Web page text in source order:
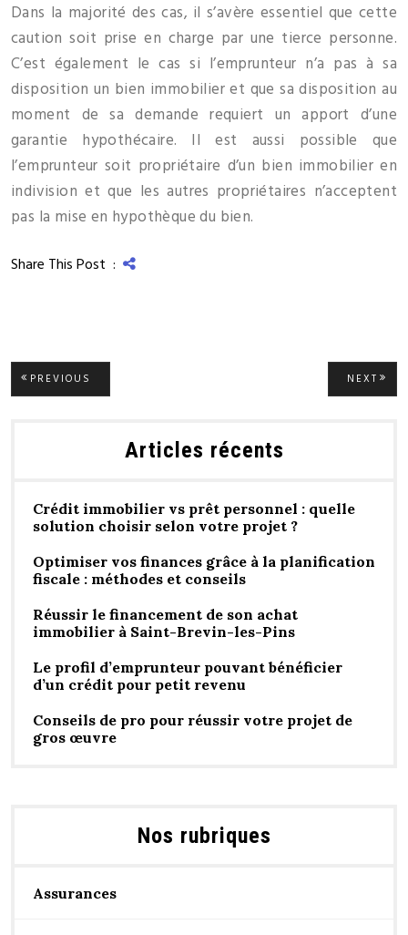
Dans la majorité des cas, il s’avère essentiel que cette
caution soit prise en charge par une tierce personne.
C’est également le cas si l’emprunteur n’a pas à sa
disposition un bien immobilier et que sa disposition au
moment de sa demande requiert un apport d’une
garantie hypothécaire. Il est aussi possible que
l’emprunteur soit propriétaire d’un bien immobilier en
indivision et que les autres propriétaires n’acceptent
pas la mise en hypothèque du bien.
Share This Post :
Navigation
PREVIOUS NEXT NEXT
Articles récents
Crédit immobilier vs prêt personnel : quelle
solution choisir selon votre projet ?
Optimiser vos finances grâce à la planification
fiscale : méthodes et conseils
Réussir le financement de son achat
immobilier à Saint-Brevin-les-Pins
Le profil d’emprunteur pouvant bénéficier
d’un crédit pour petit revenu
Conseils de pro pour réussir votre projet de
gros œuvre
Nos rubriques
Assurances